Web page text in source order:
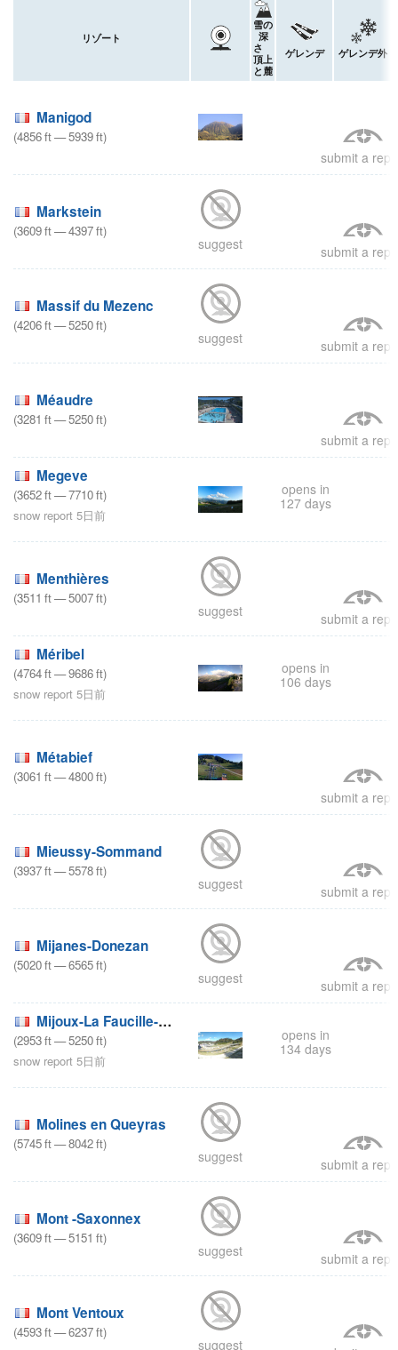
リゾート
雪の
深
さ
頂上
と麓
ゲレンデ ゲレンデ外
Manigod
(4856ft—5939ft)
submit a
Markstein
(3609ft—4397ft)
suggest submit a
Massif du Mezenc
(4206ft—5250ft)
suggest submit a
Méaudre
(3281 ft—5250ft)
submit a
Megeve
(3652ft—7710ft)
snow report 5日前
opens in
127 days
Menthières
(3511 ft—5007ft)
suggest submit a
Méribel
(4764ft—9686ft)
snow report 5日前
opens in
106 days
Métabief
(3061 ft—4800ft)
submit a
Mieussy-Sommand
(3937ft—5578ft)
suggest submit a
Mijanes-Donezan
(5020ft—6565ft)
suggest submit a
Mijoux-La Faucille-Lelex
(2953ft—5250ft)
snow report 5日前
opens in
134 days
Molines en Queyras
(5745ft—8042ft)
suggest submit a
Mont -Saxonnex
(3609ft—5151 ft)
suggest submit a
Mont Ventoux
(4593ft—6237ft)
suggest